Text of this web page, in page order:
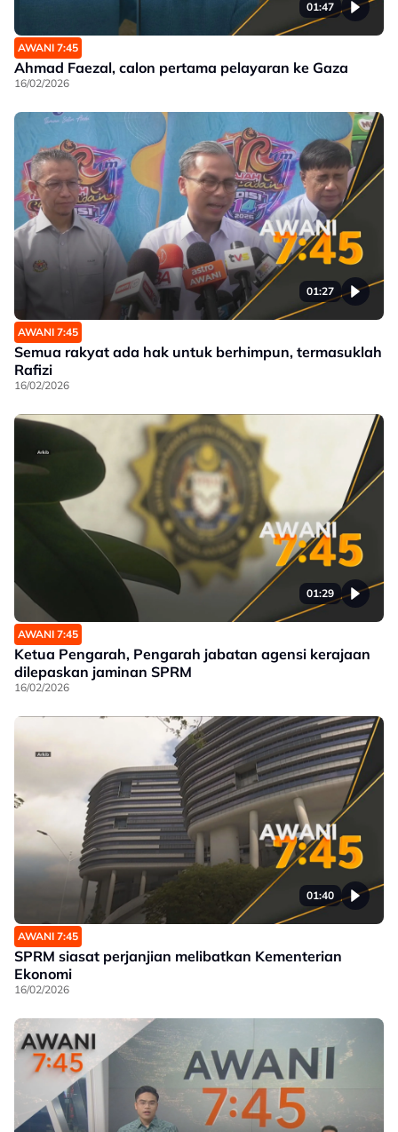
01:47
AWANI 7:45
Ahmad Faezal, calon pertama pelayaran ke Gaza
16/02/2026
01:27
AWANI 7:45
Semua rakyat ada hak untuk berhimpun, termasuklah
Rafizi
16/02/2026
01:29
AWANI 7:45
Ketua Pengarah, Pengarah jabatan agensi kerajaan
dilepaskan jaminan SPRM
16/02/2026
01:40
AWANI 7:45
SPRM siasat perjanjian melibatkan Kementerian
Ekonomi
16/02/2026